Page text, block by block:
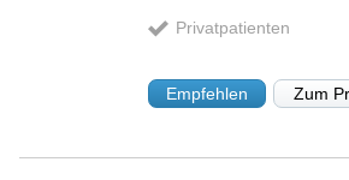
Privatpatienten
Empfehlen Zum